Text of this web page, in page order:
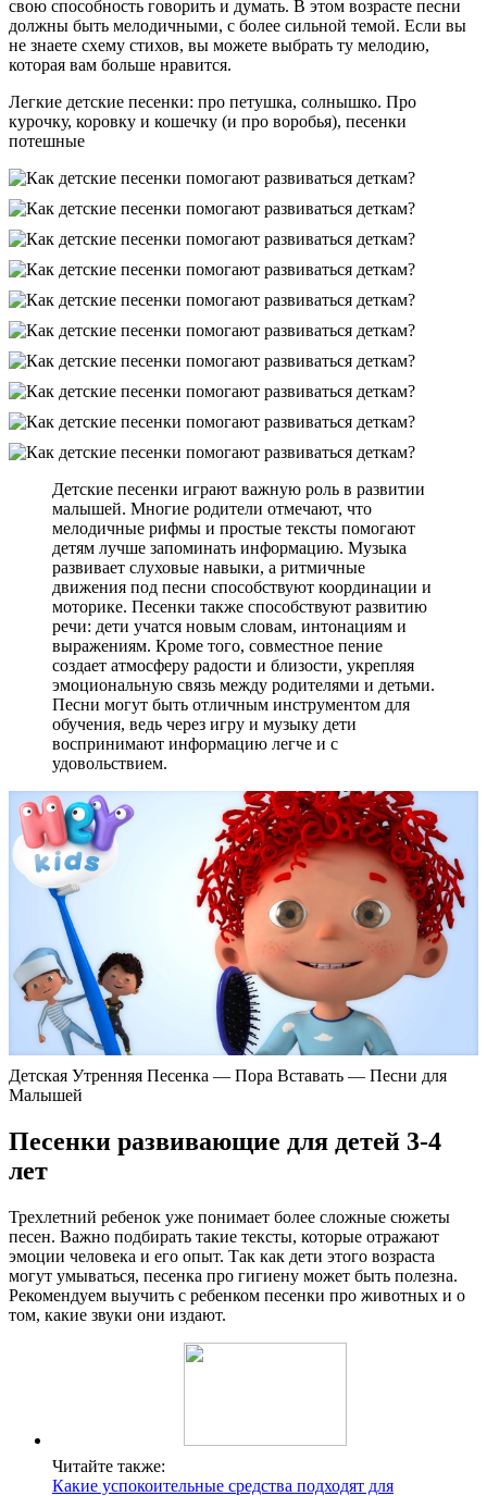
свою способность говорить и думать. В этом возрасте песни
должны быть мелодичными, с более сильной темой. Если вы
не знаете схему стихов, вы можете выбрать ту мелодию,
которая вам больше нравится.
Легкие детские песенки: про петушка, солнышко. Про
курочку, коровку и кошечку (и про воробья), песенки
потешные
Детские песенки играют важную роль в развитии
малышей. Многие родители отмечают, что
мелодичные рифмы и простые тексты помогают
детям лучше запоминать информацию. Музыка
развивает слуховые навыки, а ритмичные
движения под песни способствуют координации и
моторике. Песенки также способствуют развитию
речи: дети учатся новым словам, интонациям и
выражениям. Кроме того, совместное пение
создает атмосферу радости и близости, укрепляя
эмоциональную связь между родителями и детьми.
Песни могут быть отличным инструментом для
обучения, ведь через игру и музыку дети
воспринимают информацию легче и с
удовольствием.
Детская Утренняя Песенка — Пора Вставать — Песни для
Малышей
Песенки развивающие для детей 3-4
лет
Трехлетний ребенок уже понимает более сложные сюжеты
песен. Важно подбирать такие тексты, которые отражают
эмоции человека и его опыт. Так как дети этого возраста
могут умываться, песенка про гигиену может быть полезна.
Рекомендуем выучить с ребенком песенки про животных и о
том, какие звуки они издают.
Читайте также:
Какие успокоительные средства подходят для